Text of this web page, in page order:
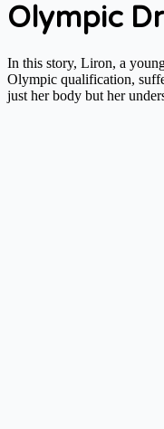
Olympic
In this story, Liron, a
Olympic qualification,
just her body but her